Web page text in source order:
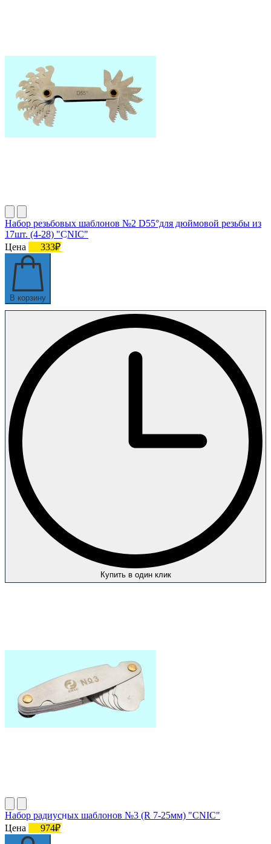
Набор резьбовых шаблонов №2 D55°для дюймовой резьбы из
17шт. (4-28) "CNIC"
Цена
333₽
В корзину
Купить в один клик
Набор радиусных шаблонов №3 (R 7-25мм) "CNIC"
Цена
974₽